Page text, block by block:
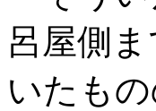
呂屋側
いたも